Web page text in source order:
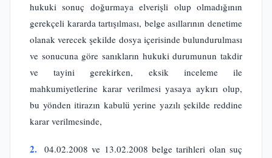
hukuki sonuç doğurmaya elverişli olup olmadığının
gerekçeli kararda tartışılması, belge asıllarının denetime
olanak verecek şekilde dosya içerisinde bulundurulması
ve sonucuna göre sanıkların hukuki durumunun takdir
ve tayini gerekirken, eksik inceleme ile
mahkumiyetlerine karar verilmesi yasaya aykırı olup,
bu yönden itirazın kabulü yerine yazılı şekilde reddine
karar verilmesinde,
2.
04.02.2008 ve 13.02.2008 belge tarihleri olan suç